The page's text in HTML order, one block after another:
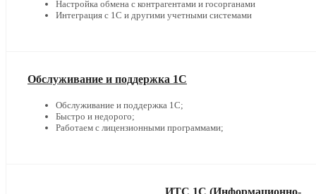
Настройка обмена с контрагентами и госорганами
Интеграция с 1С и другими учетными системами
Обслуживание и поддержка 1С
Обслуживание и поддержка 1С;
Быстро и недорого;
Работаем с лицензионными программами;